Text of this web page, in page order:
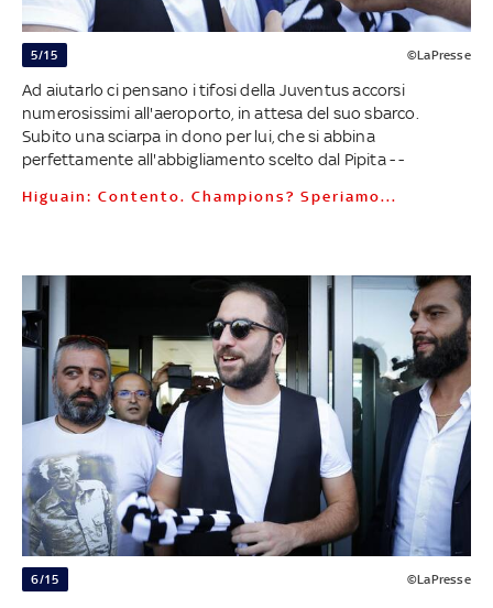
5/15 ©LaPresse
Ad aiutarlo ci pensano i tifosi della Juventus accorsi
numerosissimi all'aeroporto, in attesa del suo sbarco.
Subito una sciarpa in dono per lui, che si abbina
perfettamente all'abbigliamento scelto dal Pipita - -
Higuain: Contento. Champions? Speriamo...
6/15 ©LaPresse